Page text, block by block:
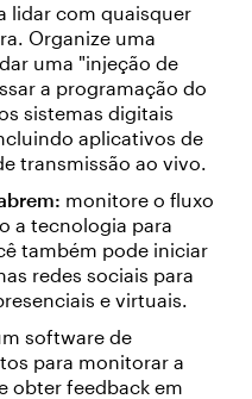
lidar com quaisquer
Organize uma
uma "injeção de
a programação do
sistemas digitais
aplicativos de
transmissão ao vivo.
monitore o fluxo
a tecnologia para
também pode iniciar
redes sociais para
e virtuais.
software de
para monitorar a
obter feedback em